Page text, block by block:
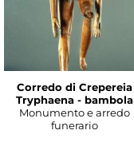
Corredo di Crepereia
Tryphaena - bambola
Monumento e arredo
funerario